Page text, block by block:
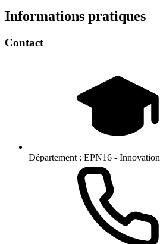
Informations pratiques
Contact
Département : EPN16 - Innovation